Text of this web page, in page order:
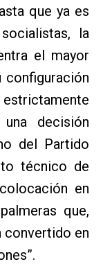
que ya es
la
el mayor
configuración
decisión
del Partido
técnico de
en
que,
convertido en